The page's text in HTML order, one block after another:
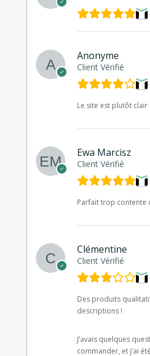
Anonyme
Client Vérifié
Le site est plutôt clair
Ewa Marcisz
Client Vérifié
Parfait trop contente
Clémentine
Client Vérifié
Des produits
descriptions !
J’avais quelques
commander, et j’ai